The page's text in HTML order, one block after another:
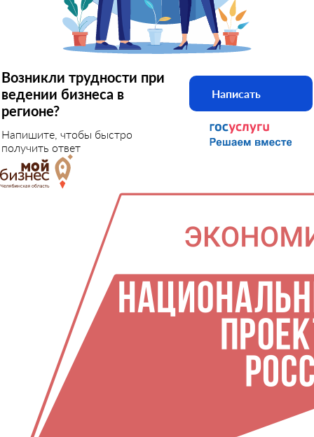
Возникли трудности при
ведении бизнеса в
регионе?
Напишите, чтобы быстро
получить ответ
Написать